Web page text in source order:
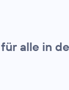
alle in